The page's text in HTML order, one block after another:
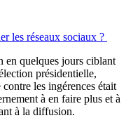
les réseaux sociaux ?
en quelques jours ciblant
présidentielle,
les ingérences était
à en faire plus et à
à la diffusion.